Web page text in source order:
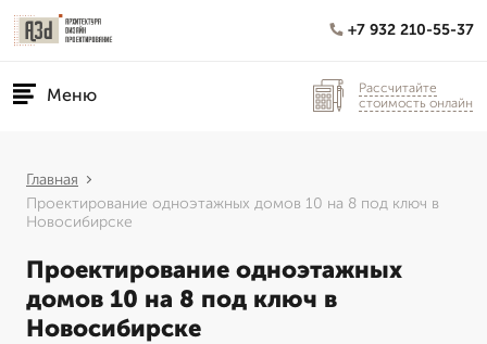
+7 932 210-55-37
Меню
Рассчитайте
стоимость онлайн
Главная
Проектирование одноэтажных домов 10 на 8 под ключ в
Новосибирске
Проектирование одноэтажных
домов 10 на 8 под ключ в
Новосибирске